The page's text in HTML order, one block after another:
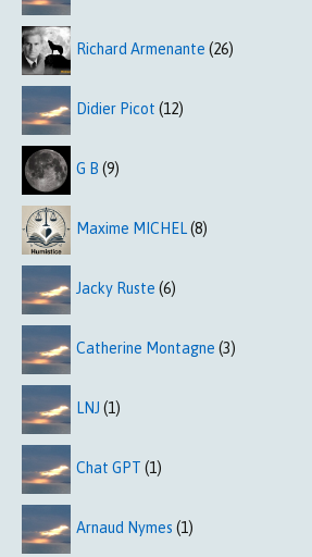
Richard Armenante (26)
Didier Picot (12)
G B (9)
Maxime MICHEL(8)
Jacky Ruste (6)
Catherine Montagne (3)
LNJ (1)
Chat GPT (1)
Arnaud Nymes (1)